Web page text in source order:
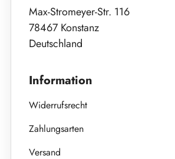
Max-Stromeyer-Str. 116
78467 Konstanz
Deutschland
Information
Widerrufsrecht
Zahlungsarten
Versand